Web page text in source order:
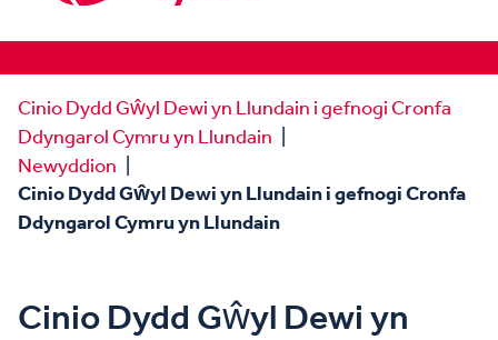
Cinio Dydd Gŵyl Dewi yn Llundain i gefnogi Cronfa
Ddyngarol Cymru yn Llundain
Newyddion
Cinio Dydd Gŵyl Dewi yn Llundain i gefnogi Cronfa
Ddyngarol Cymru yn Llundain
Cinio Dydd Gŵyl Dewi yn